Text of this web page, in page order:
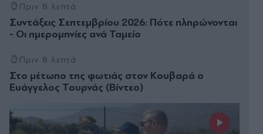
Πριν 8 λεπτά
Συντάξεις Σεπτεμβρίου 2026: Πότε πληρώνονται
- Οι ημερομηνίες ανά Ταμείο
Πριν 8 λεπτά
Στο μέτωπο της φωτιάς στον Κουβαρά ο
Ευάγγελος Τουρνάς (Βίντεο)